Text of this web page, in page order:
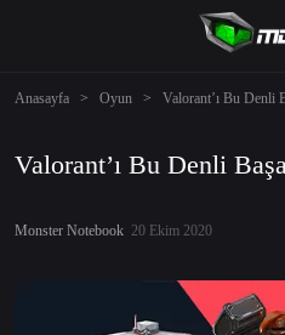
Anasayfa > Oyun > Valorant’ı Bu Denli
Valorant’ı Bu Denli
Monster Notebook 20 Ekim 2020